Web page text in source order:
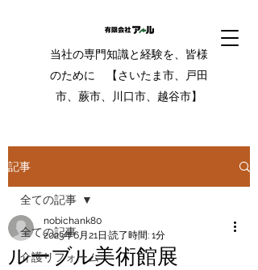
当社の専門知識と経験を、皆様
のために 【さいたま市、戸田
市、蕨市、川口市、越谷市】
記事
全ての記事
介護リフォーム
全ての記事
ルーブル美術館展
nobichank80
2023年6月21日 読了時間: 1分